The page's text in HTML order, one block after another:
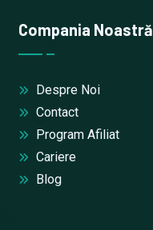
Compania Noastră
Despre Noi
Contact
Program Afiliat
Cariere
Blog